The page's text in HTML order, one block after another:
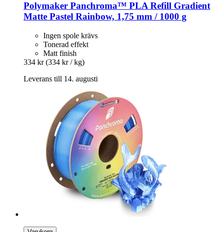
Polymaker Panchroma™ PLA Refill Gradient
Matte Pastel Rainbow, 1,75 mm / 1000 g
Ingen spole krävs
Tonerad effekt
Matt finish
334 kr (334 kr / kg)
Leverans till 14. augusti